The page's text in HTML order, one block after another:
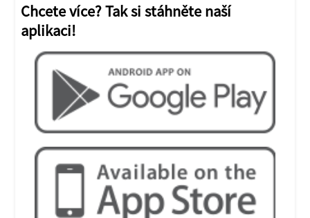
Chcete více? Tak si stáhněte naší
aplikaci!